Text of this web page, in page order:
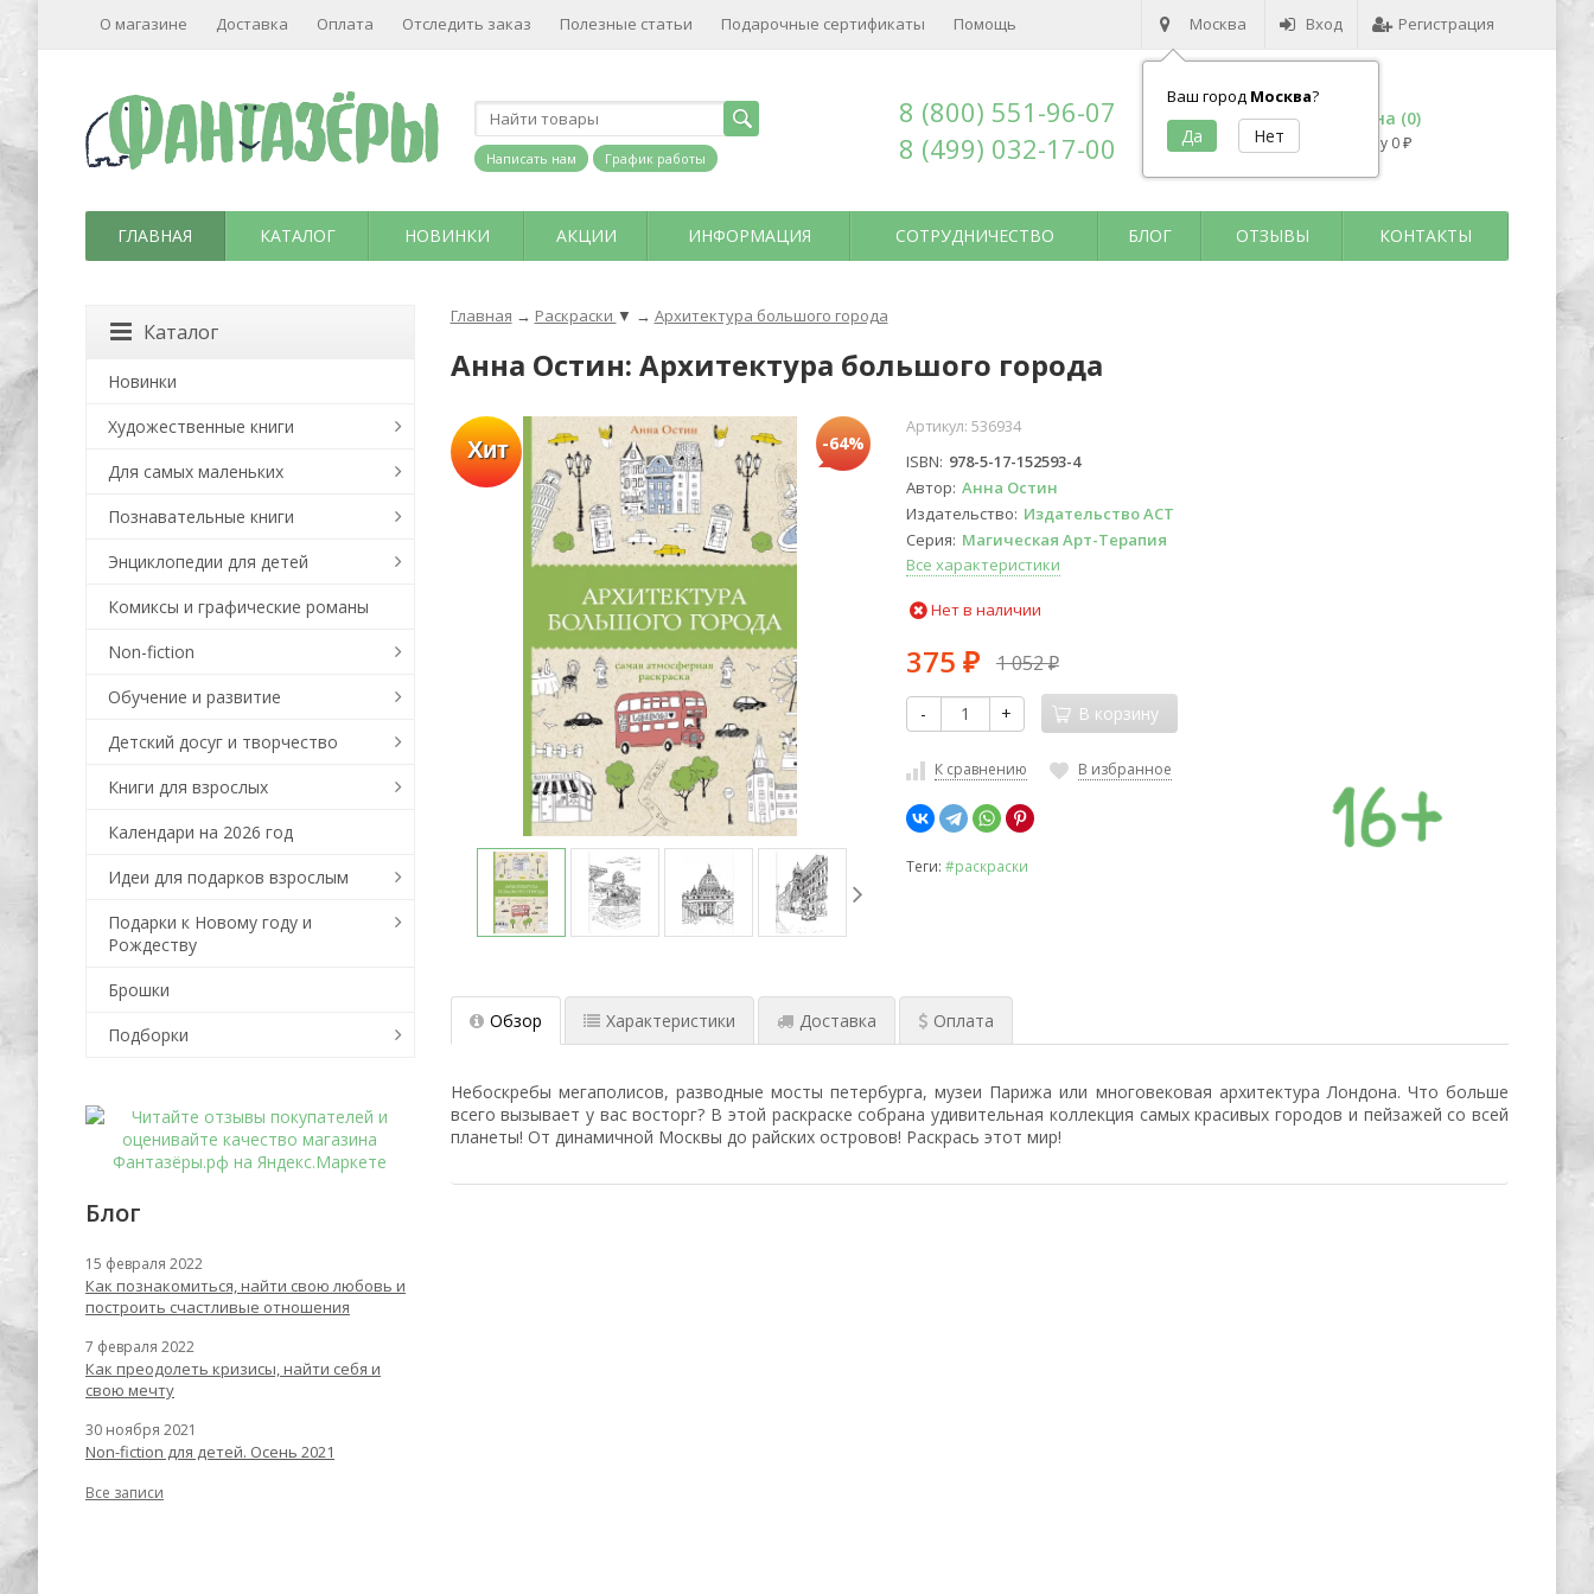
Москва
Ваш город Москва?
Вход Регистрация
О магазине Доставка Оплата Отследить заказ Полезные статьи Подарочные сертификаты Помощь
Написать нам График работы
8 (800) 551-96-07
8 (499) 032-17-00
Корзина (0)
на сумму 0 ₽
ГЛАВНАЯ КАТАЛОГ НОВИНКИ АКЦИИ ИНФОРМАЦИЯ СОТРУДНИЧЕСТВО БЛОГ ОТЗЫВЫ КОНТАКТЫ
Главная → Раскраски ▼ → Архитектура большого города
Анна Остин: Архитектура большого города
Хит -64%
Артикул: 536934
ISBN 978-5-17-152593-4
Автор Анна Остин
Издательство Издательство АСТ
Серия Магическая Арт-Терапия
Все характеристики
Нет в наличии
375 ₽ 1 052₽
- + В корзину
К сравнению В избранное
Теги: #раскраски
Обзор Характеристики Доставка Оплата
Небоскребы мегаполисов, разводные мосты петербурга, музеи Парижа или многовековая архитектура Лондона. Что больше
всего вызывает у вас восторг? В этой раскраске собрана удивительная коллекция самых красивых городов и пейзажей со всей
планеты! От динамичной Москвы до райских островов! Раскрась этот мир!
Каталог
Новинки
Художественные книги
Для самых маленьких
Познавательные книги
Энциклопедии для детей
Комиксы и графические романы
Non-fiction
Обучение и развитие
Детский досуг и творчество
Книги для взрослых
Календари на 2026 год
Идеи для подарков взрослым
Подарки к Новому году и
Рождеству
Брошки
Подборки
Блог
15 февраля 2022
Как познакомиться, найти свою любовь и
построить счастливые отношения
7 февраля 2022
Как преодолеть кризисы, найти себя и
свою мечту
30 ноября 2021
Non-fiction для детей. Осень 2021
Все записи